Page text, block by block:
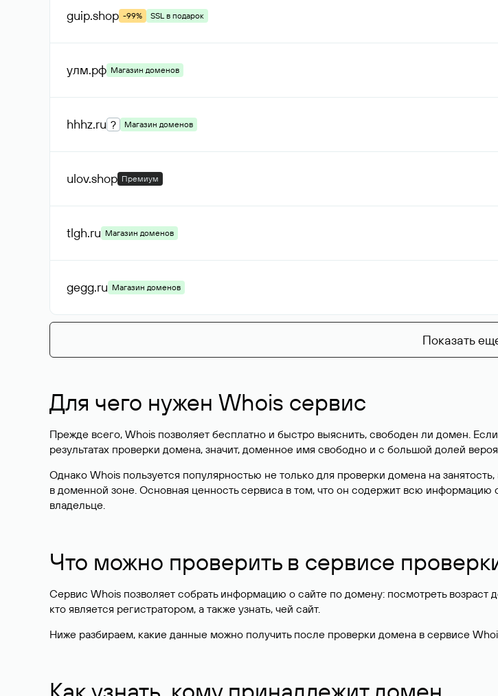
guip.shop -99% SSL в подарок
улм.рф Магазин доменов
hhhz.ru ? Магазин доменов
ulov.shop Премиум
tlgh.ru Магазин доменов
gegg.ru Магазин доменов
Показать
Для чего нужен Whois сервис
Прежде всего, Whois позволяет бесплатно и быстро выяснить, свободен ли домен.
результатах проверки домена, значит, доменное имя свободно и с большой долей
Однако Whois пользуется популярностью не только для проверки домена на
в доменной зоне. Основная ценность сервиса в том, что он содержит всю
владельце.
Что можно проверить в сервисе
Сервис Whois позволяет собрать информацию о сайте по домену: посмотреть возраст
кто является регистратором, а также узнать, чей сайт.
Ниже разбираем, какие данные можно получить после проверки домена в сервисе